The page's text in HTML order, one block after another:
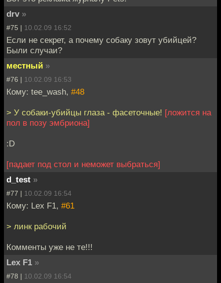
drv »
#75 | 10.02.09 16:52
Если не секрет, а почему собаку зовут убийцей?
Были случаи?
местный »
#76 | 10.02.09 16:53
Кому: tee_wash, #48
> У собаки-убийцы глаза - фасеточные! [ложится на
пол в позу эмбриона]
:D
[падает под стол и неможет выбраться]
d_test »
#77 | 10.02.09 16:54
Кому: Lex F1, #61
> линк рабочий
Комменты уже не те!!!
Lex F1 »
#78 | 10.02.09 16:54